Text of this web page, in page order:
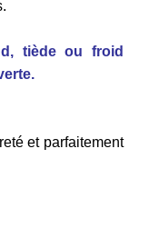
tiède ou froid
et parfaitement